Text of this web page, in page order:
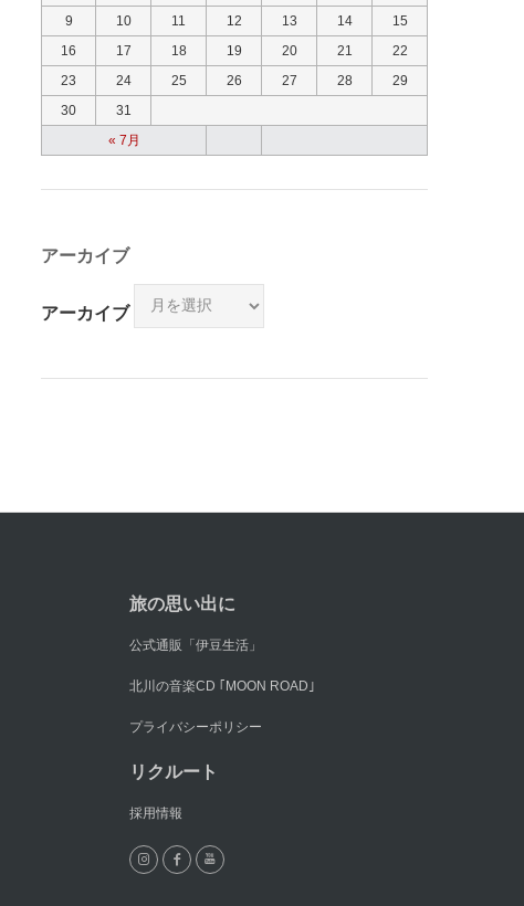
« 7月
9
10 11 12 13 14
15
16
17 18 19 20 21
22
23
24 25 26 27 28
29
30
31
アーカイブ
アーカイブ
旅の思い出に
公式通販「伊豆生活」
北川の音楽CD ｢MOON ROAD｣
プライバシーポリシー
リクルート
採用情報